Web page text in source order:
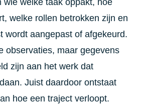
wie welke taak oppakt, hoe
welke rollen betrokken zijn en
wordt aangepast of afgekeurd.
observaties, maar gegevens
zijn aan het werk dat
Juist daardoor ontstaat
hoe een traject verloopt.